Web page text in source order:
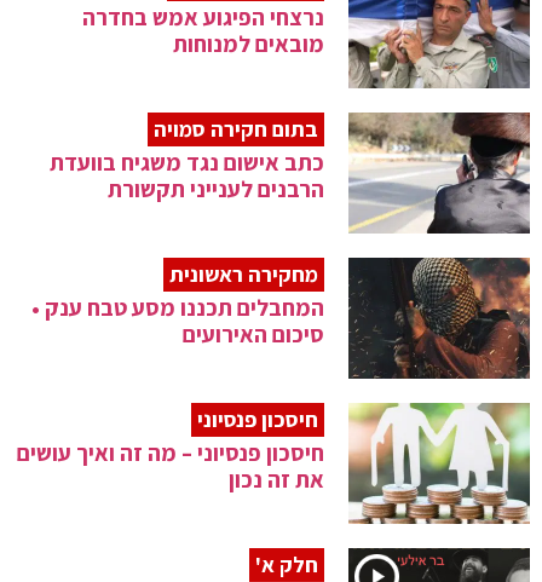
נרצחי הפיגוע אמש בחדרה
מובאים למנוחות
בתום חקירה סמויה
כתב אישום נגד משגיח בוועדת
הרבנים לענייני תקשורת
מחקירה ראשונית
המחבלים תכננו מסע טבח ענק •
סיכום האירועים
חיסכון פנסיוני
חיסכון פנסיוני – מה זה ואיך עושים
את זה נכון
חלק א'